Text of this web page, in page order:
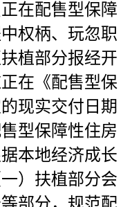
在配售型保障
权柄、玩忽职
植部分报经开
在《配售型保
现实交付日期
型保障性住房
本地经济成长
）扶植部分会